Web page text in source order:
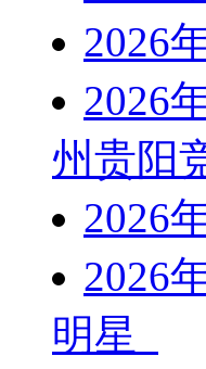
2026
2026
州贵阳
2026
2026
明星